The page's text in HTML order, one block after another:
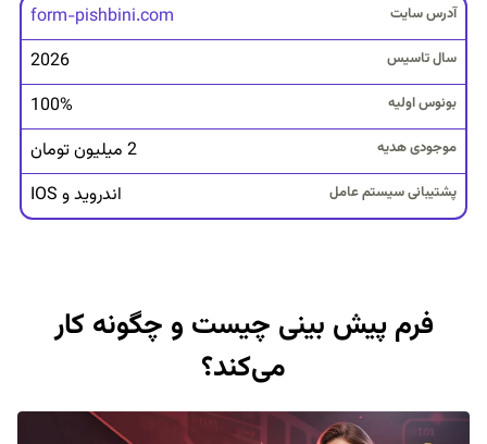
آ
د
ر
س
س
ا
ی
ت
س
form-pishbini.com
2026
100%
2 میلیون تومان
اندروید و IOS
فرم پیش بینی چیست و چگونه کار
می‌کند؟